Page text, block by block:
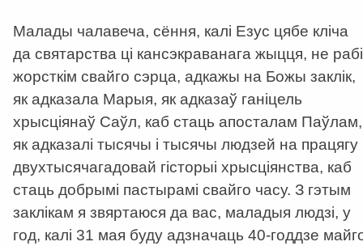
Малады чалавеча, сёння, калі Езус цябе кліча
да святарства ці кансэкраванага жыцця, не рабі
жорсткім свайго сэрца, адкажы на Божы заклік,
як адказала Марыя, як адказаў ганіцель
хрысціянаў Саўл, каб стаць апосталам Паўлам,
як адказалі тысячы і тысячы людзей на працягу
двухтысячагадовай гісторыі хрысціянства, каб
стаць добрымі пастырамі свайго часу. З гэтым
заклікам я звяртаюся да вас, маладыя людзі, у
год, калі 31 мая буду адзначаць 40-годдзе